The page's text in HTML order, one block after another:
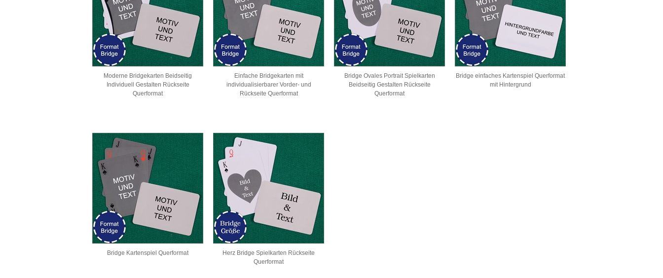
Moderne Bridgekarten Beidseitig
Individuell Gestalten Rückseite
Querformat
Einfache Bridgekarten mit
individualisierbarer Vorder- und
Rückseite Querformat
Bridge Ovales Portrait Spielkarten
Beidseitig Gestalten Rückseite
Querformat
Bridge einfaches Kartenspiel Querformat
mit Hintergrund
Bridge Kartenspiel Querformat
Herz Bridge Spielkarten Rückseite
Querformat